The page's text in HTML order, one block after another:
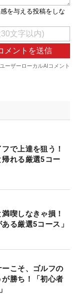
で上達を狙う！
帰れる厳選5コー
喫しなきゃ損！
る厳選5コース」
こそ、ゴルフの
勝ち！「初心者